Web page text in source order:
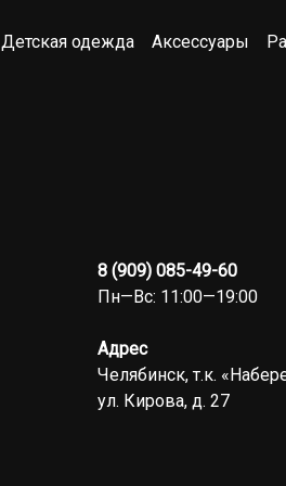
Детская одежда Аксессуары
8 (909) 085-49-60
Пн—Вс: 11:00—19:00
Адрес
Челябинск, т.к.
ул. Кирова, д. 27